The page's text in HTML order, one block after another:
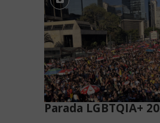
Parada LGBTQIA+